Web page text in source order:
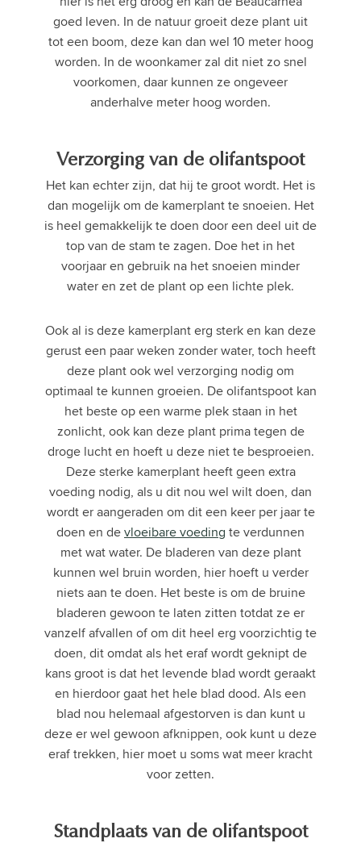
goed leven. In de natuur groeit deze plant uit
tot een boom, deze kan dan wel 10 meter hoog
worden. In de woonkamer zal dit niet zo snel
voorkomen, daar kunnen ze ongeveer
anderhalve meter hoog worden.
Verzorging van de olifantspoot
Het kan echter zijn, dat hij te groot wordt. Het is
dan mogelijk om de kamerplant te snoeien. Het
is heel gemakkelijk te doen door een deel uit de
top van de stam te zagen. Doe het in het
voorjaar en gebruik na het snoeien minder
water en zet de plant op een lichte plek.
Ook al is deze kamerplant erg sterk en kan deze
gerust een paar weken zonder water, toch heeft
deze plant ook wel verzorging nodig om
optimaal te kunnen groeien. De olifantspoot kan
het beste op een warme plek staan in het
zonlicht, ook kan deze plant prima tegen de
droge lucht en hoeft u deze niet te besproeien.
Deze sterke kamerplant heeft geen extra
voeding nodig, als u dit nou wel wilt doen, dan
wordt er aangeraden om dit een keer per jaar te
doen en devloeibare voeding te verdunnen
met wat water. De bladeren van deze plant
kunnen wel bruin worden, hier hoeft u verder
niets aan te doen. Het beste is om de bruine
bladeren gewoon te laten zitten totdat ze er
vanzelf afvallen of om dit heel erg voorzichtig te
doen, dit omdat als het eraf wordt geknipt de
kans groot is dat het levende blad wordt geraakt
en hierdoor gaat het hele blad dood. Als een
blad nou helemaal afgestorven is dan kunt u
deze er wel gewoon afknippen, ook kunt u deze
eraf trekken, hier moet u soms wat meer kracht
voor zetten.
Standplaats van de olifantspoot